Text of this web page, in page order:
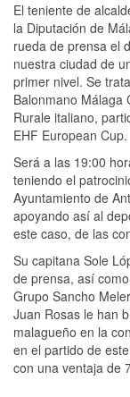
El teniente de
la Diputación de
rueda de prensa el
nuestra ciudad de
primer nivel. Se
Balonmano Málaga
Rurale italiano,
EHF European Cup.
Será a las 19:00
teniendo el
Ayuntamiento de
apoyando así al
este caso, de las
Su capitana Sole
de prensa, así
Grupo Sancho
Juan Rosas le han
malagueño en la
en el partido de
con una ventaja de